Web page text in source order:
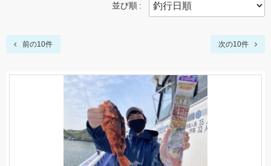
並び順
前の10件 次の10件